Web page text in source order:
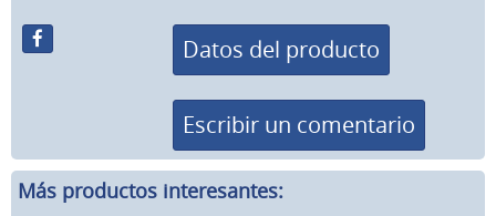
Datos del producto
Escribir un comentario
Más productos interesantes: